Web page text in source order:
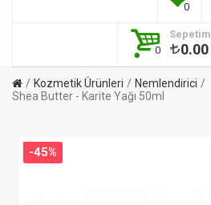
0
Sepetim
0
0.00
Kozmetik Ürünleri
Nemlendirici
Shea Butter - Karite Yağı 50ml
-45%